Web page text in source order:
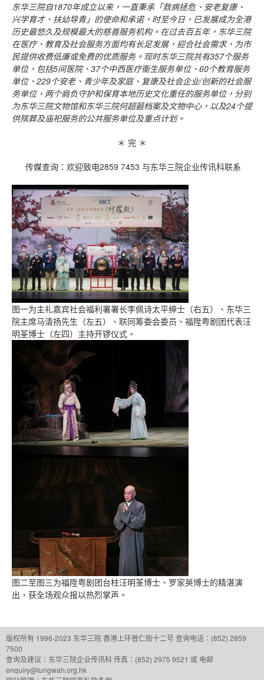
东华三院自1870年成立以来，一直秉承「救病拯危、安老复康、
兴学育才、扶幼导青」的使命和承诺，时至今日，已发展成为全港
历史最悠久及规模最大的慈善服务机构。在过去百五年，东华三院
在医疗、教育及社会服务方面均有长足发展，迎合社会需求，为市
民提供收费低廉或免费的优质服务。现时东华三院共有357个服务
单位，包括5间医院、 37个中西医疗衞生服务单位、 60个教育服务
单位、 229个安老、青少年及家庭、复康及社会企业/创新的社会服
务单位，两个肩负守护和保育本地历史文化重任的服务单位，分别
为东华三院文物馆和东华三院何超蕸档案及文物中心，以及24个提
供殡葬及庙祀服务的公共服务单位及重点计划。
＊ 完 ＊
传媒查询：欢迎致电2859 7453 与东华三院企业传讯科联系
图一为主礼嘉宾社会福利署署长李佩诗太平绅士（右五）、东华三
院主席马清扬先生（左五）、联同筹委会委员、福陞粤剧团代表汪
明荃博士（左四）主持开锣仪式。
图二至图三为福陞粤剧团台柱汪明荃博士、罗家英博士的精湛演
出，获全场观众报以热烈掌声。
版权所有 1996-2023 东华三院香港上环普仁街十二号 查询电话：(852) 2859
7500
查询及建议： 东华三院企业传讯科传真：(852) 2975 9521 或 电邮
enquiry@tungwah.org.hk